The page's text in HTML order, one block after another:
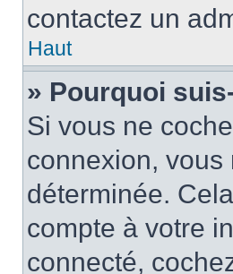
contactez un
Haut
» Pourquoi
Si vous ne
connexion,
déterminée.
compte à votre
connecté,